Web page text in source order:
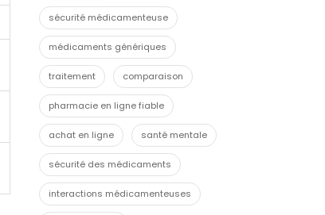
sécurité médicamenteuse
médicaments génériques
traitement comparaison
pharmacie en ligne fiable
achat en ligne santé mentale
sécurité des médicaments
interactions médicamenteuses